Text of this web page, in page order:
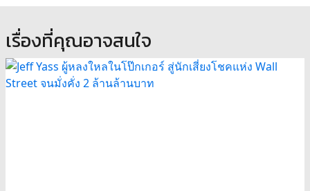
เรื่องที่คุณอาจสนใจ